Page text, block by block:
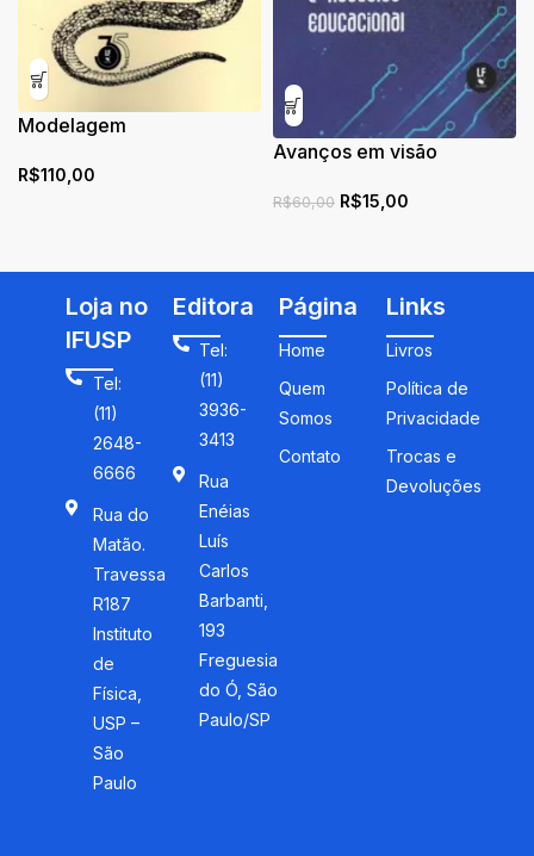
Modelagem
VPython – Mecânica
R$110,00
Avanços em visão
educacional
R$60,00 R$15,00
Loja no
IFUSP
Tel:
(11)
2648-
6666
Rua do
Matão.
Travessa
R187
Instituto
de
Física,
USP –
São
Paulo
Editora
Tel:
(11)
3936-
3413
Rua
Enéias
Luís
Carlos
Barbanti,
193
Freguesia
do Ó, São
Paulo/SP
Página
Home
Quem
Somos
Contato
Links
Livros
Política de
Privacidade
Trocas e
Devoluções